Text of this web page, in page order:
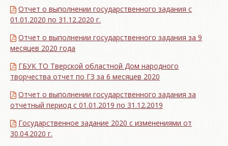
Отчет о выполнении государственного задания с
01.01.2020 по 31.12.2020 г.
Отчет о выполнении государственного задания за 9
месяцев 2020 года
ГБУК ТО Тверской областной Дом народного
творчества отчет по ГЗ за 6 месяцев 2020
Отчет о выполнении государственного задания за
отчетный период с 01.01.2019 по 31.12.2019
Государственное задание 2020 с изменениями от
30.04.2020 г.